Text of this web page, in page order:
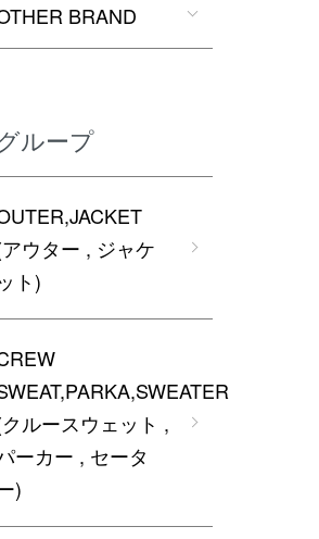
BRAND
ループ
ウター , ジャケ
ット)
ルースウェット ,
ーカー , セータ
)